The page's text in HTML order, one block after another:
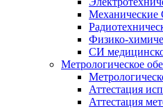
Физико-
СИ
Метрологическое
Аттестация
Аттестация